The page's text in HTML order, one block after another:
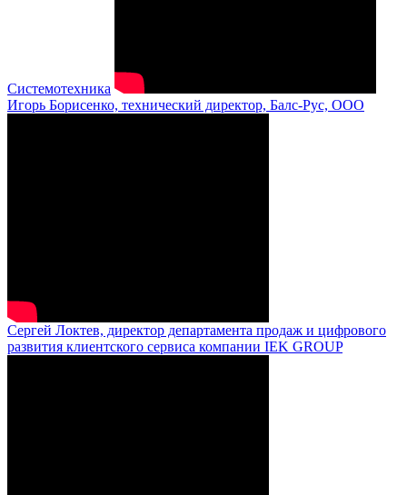
Системотехника
Игорь Борисенко, технический директор, Балс-Рус, ООО
Сергей Локтев, директор департамента продаж и цифрового
развития клиентского сервиса компании IEK GROUP